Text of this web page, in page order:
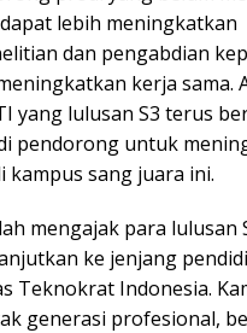
lebih meningkatkan
dan pengabdian
kerja sama.
yang lulusan S3 terus
pendorong untuk
kampus sang juara ini.
mengajak para lulusan
ke jenjang
Teknokrat Indonesia.
generasi profesional,